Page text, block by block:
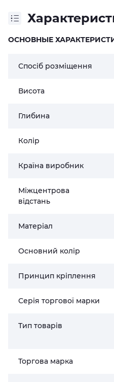
ОСНОВНЫЕ
Спосіб розміщення
Висота
Глибина
Колір
Країна виробник
Міжцентрова
відстань
Матеріал
Основний колір
Принцип кріплення
Серія торгової марки
Тип товарів
Торгова марка